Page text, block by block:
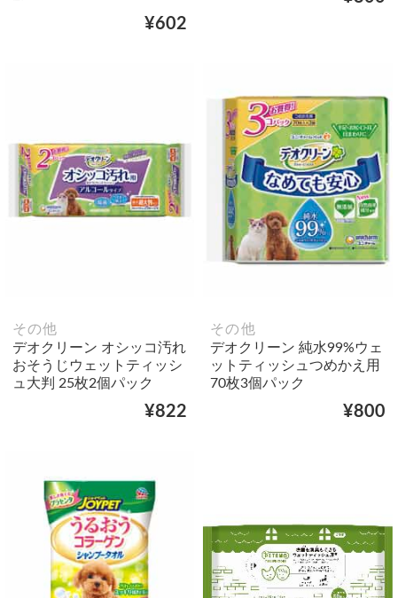
¥602
その他
デオクリーン オシッコ汚れ
おそうじウェットティッシ
ュ大判 25枚2個パック
¥822
その他
デオクリーン 純水99%ウェ
ットティッシュつめかえ用
70枚3個パック
¥800